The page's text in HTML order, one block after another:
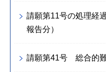
請願第11号の処理経
報告分）
請願第41号 総合的